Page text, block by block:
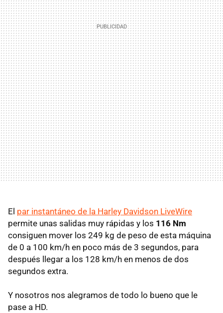
El par instantáneo de la Harley Davidson LiveWire
permite unas salidas muy rápidas y los 116 Nm
consiguen mover los 249 kg de peso de esta máquina
de 0 a 100 km/h en poco más de 3 segundos, para
después llegar a los 128 km/h en menos de dos
segundos extra.
Y nosotros nos alegramos de todo lo bueno que le
pase a HD.